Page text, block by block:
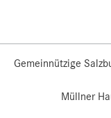
Gemeinnützige
Müllner